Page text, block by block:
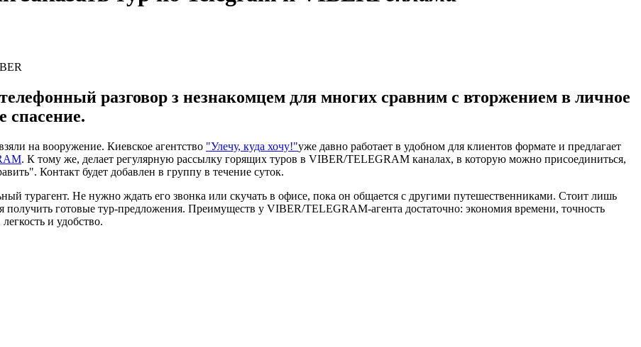
разговор з незнакомцем для многих сравним с вторжением в личное
спасение.
на вооружение. Киевское агентство "Улечу, куда хочу!"уже давно работает в удобном для клиентов формате и предлагает
. К тому же, делает регулярную рассылку горящих туров в VIBER/TELEGRAM каналах, в которую можно присоединиться,
Контакт будет добавлен в группу в течение суток.
турагент. Не нужно ждать его звонка или скучать в офисе, пока он общается с другими путешественниками. Стоит лишь
готовые тур-предложения. Преимуществ у VIBER/TELEGRAM-агента достаточно: экономия времени, точность
и удобство.